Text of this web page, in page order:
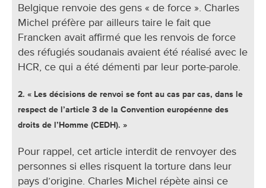
Belgique renvoie des gens « de force ». Charles
Michel préfère par ailleurs taire le fait que
Francken avait affirmé que les renvois de force
des réfugiés soudanais avaient été réalisé avec le
HCR, ce qui a été démenti par leur porte-parole.
2. « Les décisions de renvoi se font au cas par cas, dans le
respect de l’article 3 de la Convention européenne des
droits de l’Homme (CEDH). »
Pour rappel, cet article interdit de renvoyer des
personnes si elles risquent la torture dans leur
pays d’origine. Charles Michel répète ainsi ce